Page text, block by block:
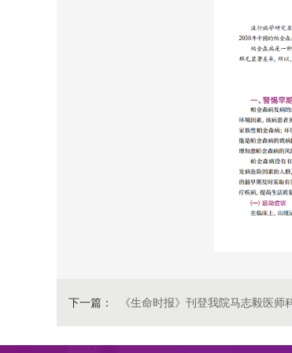
下一篇： 《生命时报》刊登我院马志毅医